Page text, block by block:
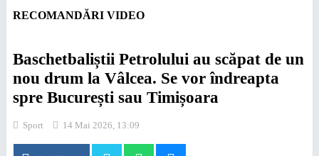
RECOMANDĂRI VIDEO
Baschetbaliștii Petrolului au scăpat de un
nou drum la Vâlcea. Se vor îndreapta
spre București sau Timișoara
Sport 14 Mai 2026, 13:09